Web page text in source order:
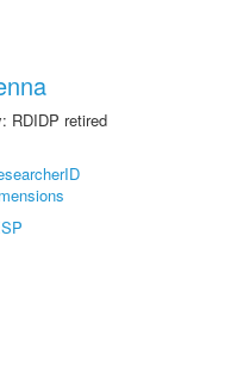
RDIDP retired